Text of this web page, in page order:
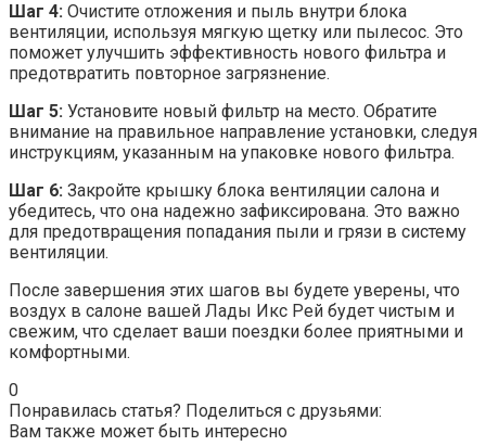
Шаг 4: Очистите отложения и пыль внутри блока
вентиляции, используя мягкую щетку или пылесос. Это
поможет улучшить эффективность нового фильтра и
предотвратить повторное загрязнение.
Шаг 5: Установите новый фильтр на место. Обратите
внимание на правильное направление установки, следуя
инструкциям, указанным на упаковке нового фильтра.
Шаг 6: Закройте крышку блока вентиляции салона и
убедитесь, что она надежно зафиксирована. Это важно
для предотвращения попадания пыли и грязи в систему
вентиляции.
После завершения этих шагов вы будете уверены, что
воздух в салоне вашей Лады Икс Рей будет чистым и
свежим, что сделает ваши поездки более приятными и
комфортными.
0
Понравилась статья? Поделиться с друзьями:
Вам также может быть интересно